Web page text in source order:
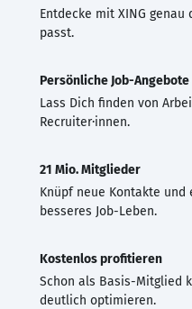
Entdecke mit XING genau
passt.
Persönliche Job-Angebote
Lass Dich finden von
Recruiter·innen.
21 Mio. Mitglieder
Knüpf neue Kontakte
besseres Job-Leben.
Kostenlos profitieren
Schon als Basis-Mitglied
deutlich optimieren.